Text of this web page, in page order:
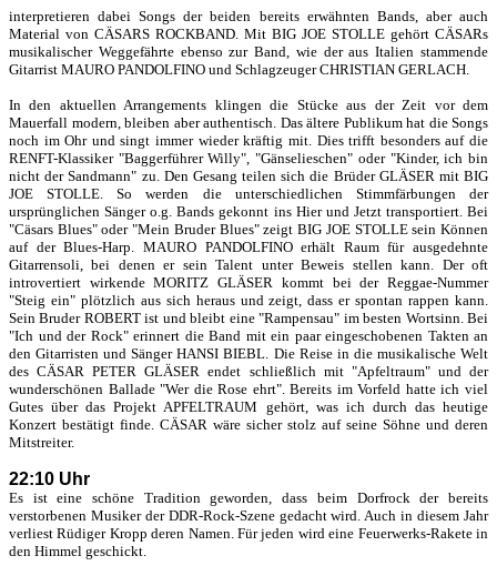
interpretieren dabei Songs der beiden bereits erwähnten Bands, aber auch
Material von CÄSARS ROCKBAND. Mit BIG JOE STOLLE gehört CÄSARs
musikalischer Weggefährte ebenso zur Band, wie der aus Italien stammende
Gitarrist MAURO PANDOLFINO und Schlagzeuger CHRISTIAN GERLACH.
In den aktuellen Arrangements klingen die Stücke aus der Zeit vor dem
Mauerfall modern, bleiben aber authentisch. Das ältere Publikum hat die Songs
noch im Ohr und singt immer wieder kräftig mit. Dies trifft besonders auf die
RENFT-Klassiker "Baggerführer Willy", "Gänselieschen" oder "Kinder, ich bin
nicht der Sandmann" zu. Den Gesang teilen sich die Brüder GLÄSER mit BIG
JOE STOLLE. So werden die unterschiedlichen Stimmfärbungen der
ursprünglichen Sänger o.g. Bands gekonnt ins Hier und Jetzt transportiert. Bei
"Cäsars Blues" oder "Mein Bruder Blues" zeigt BIG JOE STOLLE sein Können
auf der Blues-Harp. MAURO PANDOLFINO erhält Raum für ausgedehnte
Gitarrensoli, bei denen er sein Talent unter Beweis stellen kann. Der oft
introvertiert wirkende MORITZ GLÄSER kommt bei der Reggae-Nummer
"Steig ein" plötzlich aus sich heraus und zeigt, dass er spontan rappen kann.
Sein Bruder ROBERT ist und bleibt eine "Rampensau" im besten Wortsinn. Bei
"Ich und der Rock" erinnert die Band mit ein paar eingeschobenen Takten an
den Gitarristen und Sänger HANSI BIEBL. Die Reise in die musikalische Welt
des CÄSAR PETER GLÄSER endet schließlich mit "Apfeltraum" und der
wunderschönen Ballade "Wer die Rose ehrt". Bereits im Vorfeld hatte ich viel
Gutes über das Projekt APFELTRAUM gehört, was ich durch das heutige
Konzert bestätigt finde. CÄSAR wäre sicher stolz auf seine Söhne und deren
Mitstreiter.
22:10 Uhr
Es ist eine schöne Tradition geworden, dass beim Dorfrock der bereits
verstorbenen Musiker der DDR-Rock-Szene gedacht wird. Auch in diesem Jahr
verliest Rüdiger Kropp deren Namen. Für jeden wird eine Feuerwerks-Rakete in
den Himmel geschickt.